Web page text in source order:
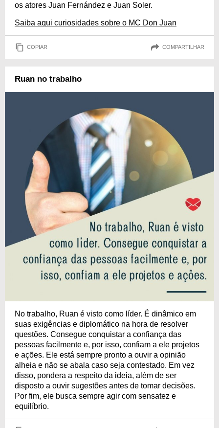
os atores Juan Fernández e Juan Soler.
Saiba aqui curiosidades sobre o MC Don Juan
COPIAR COMPARTILHAR
Ruan no trabalho
No trabalho, Ruan é visto como líder. É dinâmico em
suas exigências e diplomático na hora de resolver
questões. Consegue conquistar a confiança das
pessoas facilmente e, por isso, confiam a ele projetos
e ações. Ele está sempre pronto a ouvir a opinião
alheia e não se abala caso seja contestado. Em vez
disso, pondera a respeito da ideia, além de ser
disposto a ouvir sugestões antes de tomar decisões.
Por fim, ele busca sempre agir com sensatez e
equilíbrio.